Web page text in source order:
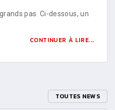
pas. Ci-dessous, un
CONTINUER À LIRE...
TOUTES NEWS